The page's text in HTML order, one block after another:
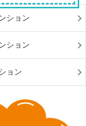
ション
ション
ョン